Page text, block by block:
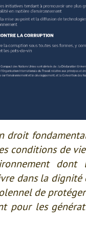
droit
conditions de
dans la dignité
de
pour les